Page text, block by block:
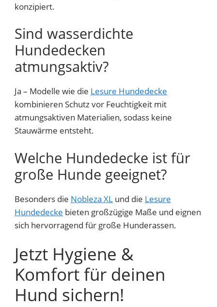
konzipiert.
Sind wasserdichte
Hundedecken
atmungsaktiv?
Ja – Modelle wie die Lesure Hundedecke
kombinieren Schutz vor Feuchtigkeit mit
atmungsaktiven Materialien, sodass keine
Stauwärme entsteht.
Welche Hundedecke ist für
große Hunde geeignet?
Besonders die Nobleza XL und die Lesure
Hundedecke bieten großzügige Maße und eignen
sich hervorragend für große Hunderassen.
Jetzt Hygiene &
Komfort für deinen
Hund sichern!